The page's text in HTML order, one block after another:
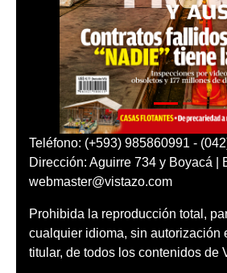
Teléfono: (+593) 985860991 -
Dirección: Aguirre 734 y Boyacá |
webmaster@vistazo.com
Prohibida la reproducción total,
cualquier idioma, sin autorización
titular, de todos los contenidos de